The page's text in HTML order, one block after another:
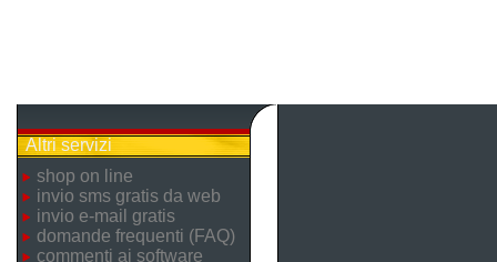
Altri servizi
shop on line
invio sms gratis da web
invio e-mail gratis
domande frequenti (FAQ)
commenti ai software